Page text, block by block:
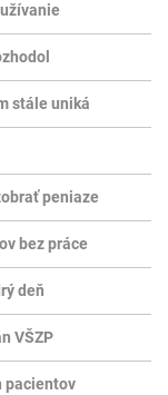
stále uniká
peniaze
bez práce
deň
VŠZP
pacientov